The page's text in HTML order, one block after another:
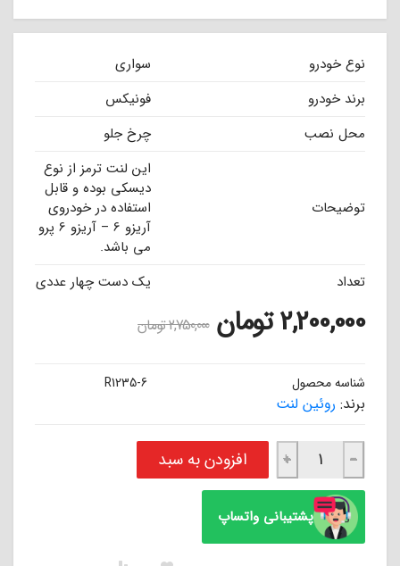
نوع خودرو
سواری
برند خودرو
فونیکس
محل نصب
چرخ جلو
توضیحات
این لنت ترمز از نوع
دیسکی بوده و قابل
استفاده در خودروی
آریزو 6 – آریزو 6 پرو
می باشد.
تعداد
یک دست چهار عددی
2,200,000تومان 2,750,000تومان
شناسه محصول R1235-6
برند: روئین لنت
لنت ترمز جلو آریزو 6 - آریزو 6 پرو (سوراخدار) روئین ROEEN عدد
−
+ افزودن به سبد
پشتیبانی واتساپ